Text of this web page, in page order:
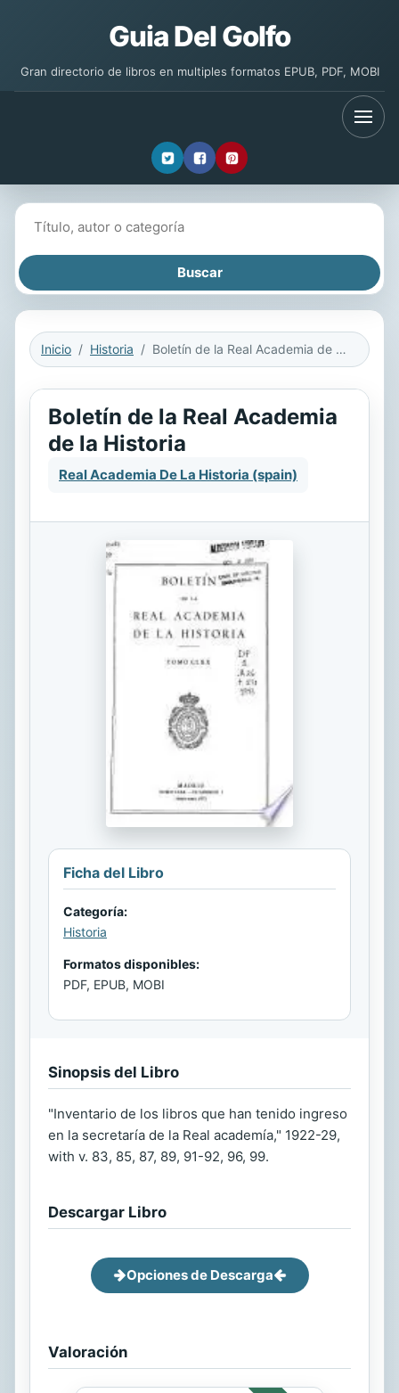
Guia Del Golfo
Gran directorio de libros en multiples formatos EPUB, PDF, MOBI
Inicio Historia Boletín de la Real Academia de la Historia
Boletín de la Real Academia
de la Historia
Real Academia De La Historia (spain)
Ficha del Libro
Categoría:
Historia
Formatos disponibles:
PDF, EPUB, MOBI
Sinopsis del Libro
"Inventario de los libros que han tenido ingreso
en la secretaría de la Real academía," 1922-29,
with v. 83, 85, 87, 89, 91-92, 96, 99.
Descargar Libro
Opciones de Descarga
Valoración